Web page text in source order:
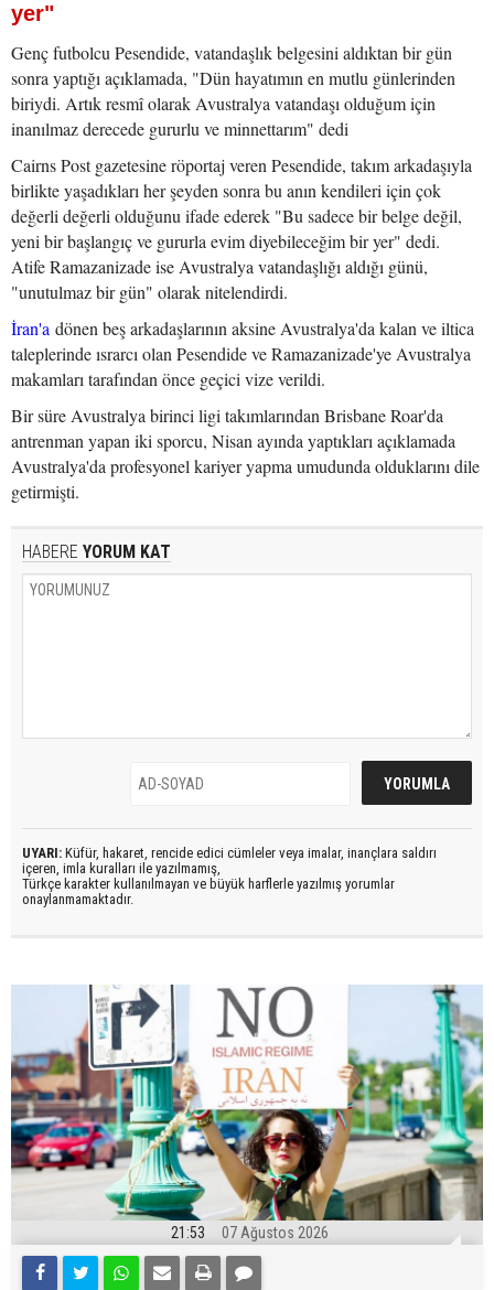
yer"
Genç futbolcu Pesendide, vatandaşlık belgesini aldıktan bir gün
sonra yaptığı açıklamada, "Dün hayatımın en mutlu günlerinden
biriydi. Artık resmî olarak Avustralya vatandaşı olduğum için
inanılmaz derecede gururlu ve minnettarım" dedi
Cairns Post gazetesine röportaj veren Pesendide, takım arkadaşıyla
birlikte yaşadıkları her şeyden sonra bu anın kendileri için çok
değerli değerli olduğunu ifade ederek "Bu sadece bir belge değil,
yeni bir başlangıç ve gururla evim diyebileceğim bir yer" dedi.
Atife Ramazanizade ise Avustralya vatandaşlığı aldığı günü,
"unutulmaz bir gün" olarak nitelendirdi.
İran'a dönen beş arkadaşlarının aksine Avustralya'da kalan ve iltica
taleplerinde ısrarcı olan Pesendide ve Ramazanizade'ye Avustralya
makamları tarafından önce geçici vize verildi.
Bir süre Avustralya birinci ligi takımlarından Brisbane Roar'da
antrenman yapan iki sporcu, Nisan ayında yaptıkları açıklamada
Avustralya'da profesyonel kariyer yapma umudunda olduklarını dile
getirmişti.
HABERE YORUM KAT
UYARI: Küfür, hakaret, rencide edici cümleler veya imalar, inançlara saldırı
içeren, imla kuralları ile yazılmamış,
Türkçe karakter kullanılmayan ve büyük harflerle yazılmış yorumlar
onaylanmamaktadır.
21:53 07 Ağustos 2026